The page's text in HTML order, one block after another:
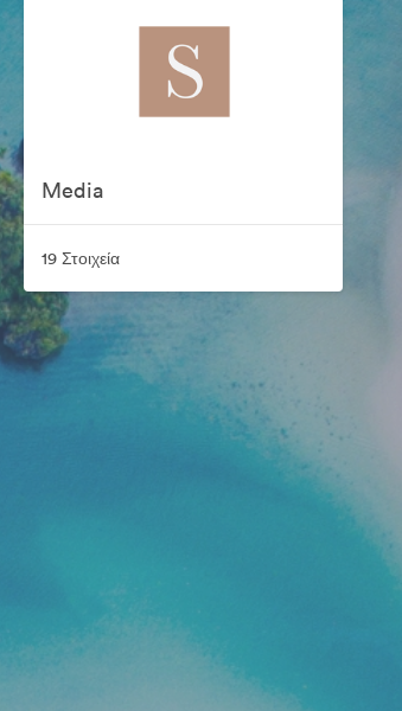
Media
19 Στοιχεία